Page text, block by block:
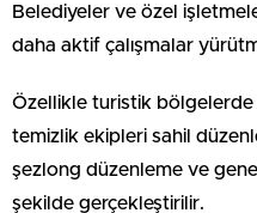
Belediyeler ve özel
daha aktif çalışmalar
Özellikle turistik
temizlik ekipleri sahil
şezlong düzenleme ve
şekilde gerçekleştirilir.